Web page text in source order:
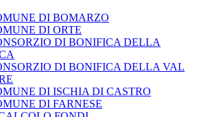
DI BOMARZO
DI ORTE
DI BONIFICA DELLA
DI BONIFICA DELLA VAL
DI ISCHIA DI CASTRO
DI FARNESE